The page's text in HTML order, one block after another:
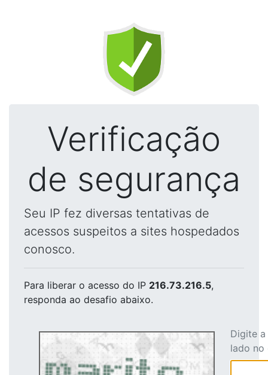
Verificação
de segurança
Seu IP fez diversas tentativas de
acessos suspeitos a sites hospedados
conosco.
Para liberar o acesso do IP 216.73.216.5,
responda ao desafio abaixo.
Digite
lado no